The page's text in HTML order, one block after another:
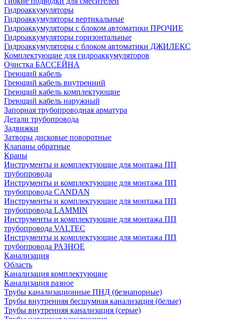
Гидроаккумуляторы
Гидроаккумуляторы вертикальные
Гидроаккумуляторы с блоком автоматики ПРОЧИЕ
Гидроаккумуляторы горизонтальные
Гидроаккумуляторы с блоком автоматики ДЖИЛЕКС
Комплектующие для гидроаккумуляторов
Очистка БАССЕЙНА
Греющий кабель
Греющий кабель внутренний
Греющий кабель комплектующие
Греющий кабель наружный
Запорная трубопроводная арматура
Детали трубопровода
Задвижки
Затворы дисковые поворотные
Клапаны обратные
Краны
Инструменты и комплектующие для монтажа ПП
трубопровода
Инструменты и комплектующие для монтажа ПП
трубопровода CANDAN
Инструменты и комплектующие для монтажа ПП
трубопровода LAMMIN
Инструменты и комплектующие для монтажа ПП
трубопровода VALTEC
Инструменты и комплектующие для монтажа ПП
трубопровода РАЗНОЕ
Канализация
Область
Канализация комплектующие
Канализация разное
Трубы канализационные ПНД (безнапорные)
Трубы внутренняя бесшумная канализация (белые)
Трубы внутренняя канализация (серые)